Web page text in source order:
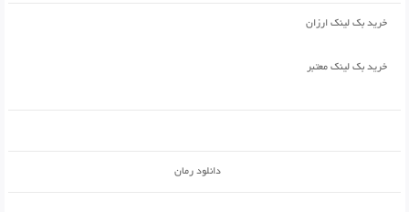
خرید بک لینک ارزان
خرید بک لینک معتبر
دانلود رمان